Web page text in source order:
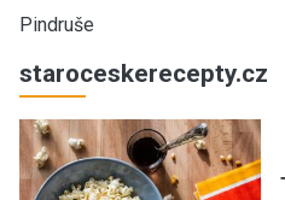
Pindruše
staroceskerecepty.cz